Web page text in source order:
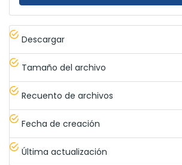
Descargar
Tamaño del archivo
Recuento de archivos
Fecha de creación
Última actualización